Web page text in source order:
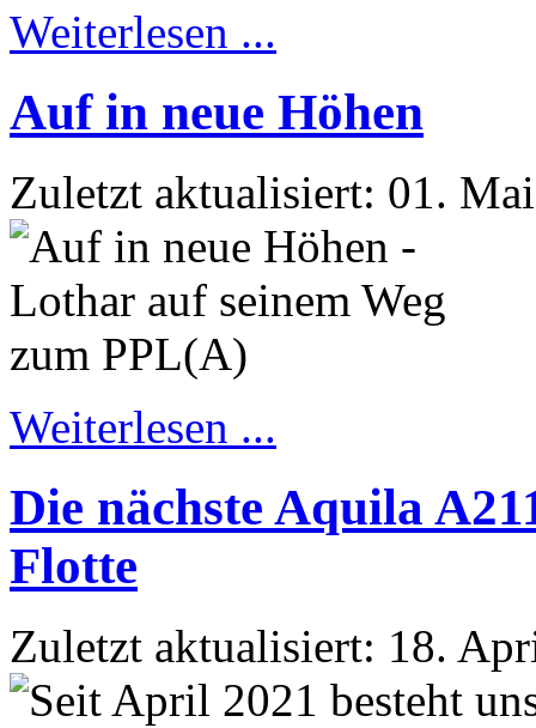
Weiterlesen ...
Auf in neue Höhen
Zuletzt aktualisiert: 01.
Weiterlesen ...
Die nächste Aquila
Flotte
Zuletzt aktualisiert: 18.